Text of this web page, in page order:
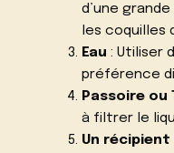
d’une
les coquilles
Eau : Utiliser
préférence
Passoire ou
à filtrer le
Un récipient